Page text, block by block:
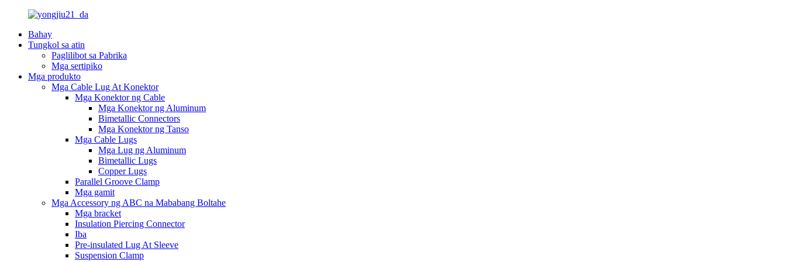
Bahay
Tungkol sa atin
Paglilibot sa Pabrika
Mga sertipiko
Mga produkto
Mga Cable Lug At Konektor
Mga Konektor ng Cable
Mga Konektor ng Aluminum
Bimetallic Connectors
Mga Konektor ng Tanso
Mga Cable Lugs
Mga Lug ng Aluminum
Bimetallic Lugs
Copper Lugs
Parallel Groove Clamp
Mga gamit
Mga Accessory ng ABC na Mababang Boltahe
Mga bracket
Insulation Piercing Connector
Iba
Pre-insulated Lug At Sleeve
Suspension Clamp